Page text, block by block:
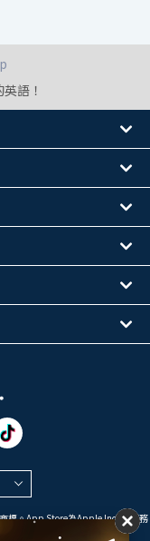
語！
標。App Store為Apple Inc. 的服務